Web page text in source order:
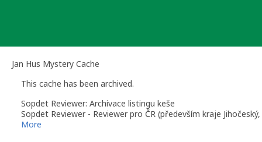
Jan Hus Mystery Cache
This cache has been archived.
Sopdet Reviewer: Archivace listingu keše
Sopdet Reviewer - Reviewer pro ČR (především kraje
More